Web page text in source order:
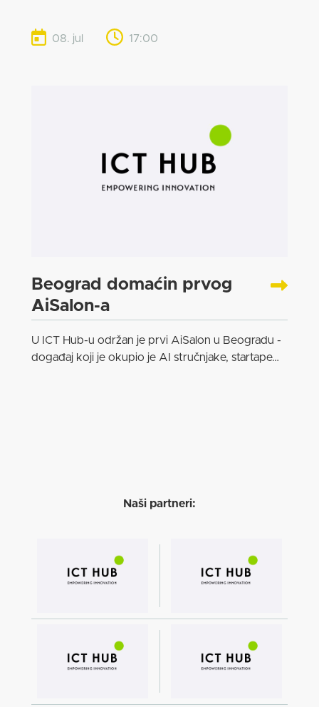
08. jul 17:00
Beograd domaćin prvog
AiSalon-a
U ICT Hub-u održan je prvi AiSalon u Beogradu -
događaj koji je okupio je AI stručnjake, startape…
Naši partneri: